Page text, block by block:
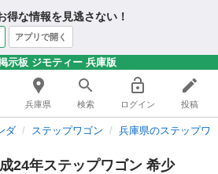
得な情報を見逃さない！
アプリで開く
示板 ジモティー 兵庫版
兵庫県 検索 ログイン 投稿
ダ ステップワゴン 兵庫県のステップワ
24年ステップワゴン 希少